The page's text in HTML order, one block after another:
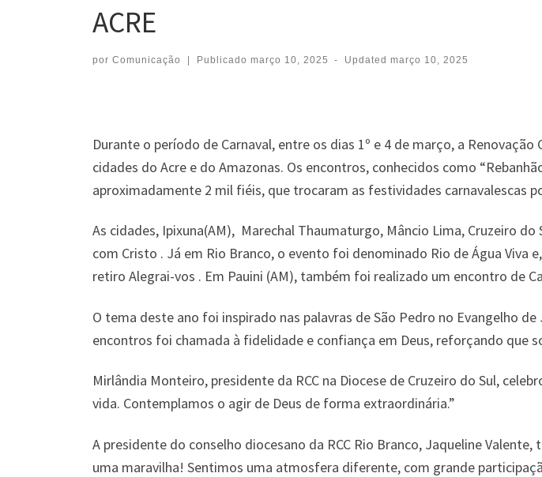
ACRE
por Comunicação Publicado março 10, 2025 - Updatedmarço 10, 2025
Durante o período de Carnaval, entre os dias 1º e 4 de março, a
cidades do Acre e do Amazonas. Os encontros, conhecidos como
aproximadamente 2 mil fiéis, que trocaram as festividades carnavalescas
As cidades, Ipixuna(AM), Marechal Thaumaturgo, Mâncio Lima, Cruzeiro
com Cristo . Já em Rio Branco, o evento foi denominado Rio de Água Viva
retiro Alegrai-vos . Em Pauini (AM), também foi realizado um encontro de
O tema deste ano foi inspirado nas palavras de São Pedro no Evangelho
encontros foi chamada à fidelidade e confiança em Deus, reforçando que
Mirlândia Monteiro, presidente da RCC na Diocese de Cruzeiro do Sul,
vida. Contemplamos o agir de Deus de forma extraordinária.”
A presidente do conselho diocesano da RCC Rio Branco, Jaqueline
uma maravilha! Sentimos uma atmosfera diferente, com grande